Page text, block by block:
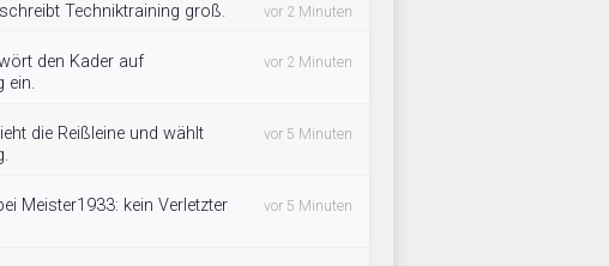
Techniktraining groß. vor 2 Minuten
den Kader auf
ein.
vor 2 Minuten
die Reißleine und wählt
vor 5 Minuten
Meister1933: kein Verletzter
vor 5 Minuten